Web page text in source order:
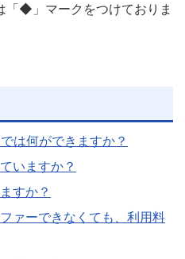
「◆」マークをつけておりま
は何ができますか？
いますか？
すか？
ァーできなくても、利用料